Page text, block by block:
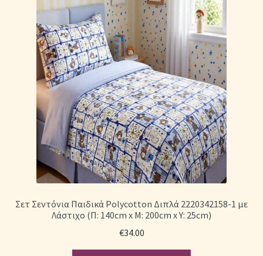
Σετ Σεντόνια Παιδικά Polycotton Διπλά 2220342158-1 με
Λάστιχο (Π: 140cm x Μ: 200cm x Υ: 25cm)
€34.00